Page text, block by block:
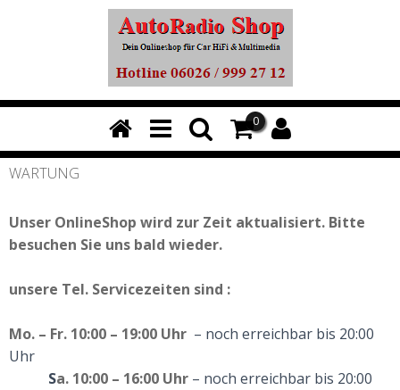
0
WARTUNG
Unser OnlineShop wird zur Zeit aktualisiert. Bitte
besuchen Sie uns bald wieder.
unsere Tel. Servicezeiten sind :
Mo. – Fr. 10:00 – 19:00 Uhr – noch erreichbar bis 20:00
Uhr
Sa. 10:00 – 16:00 Uhr – noch erreichbar bis 20:00